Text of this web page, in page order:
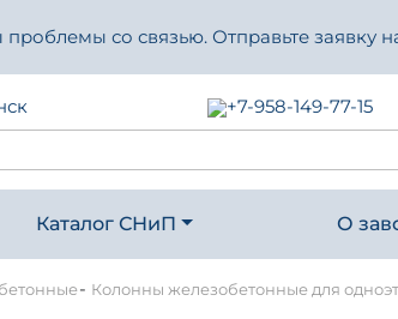
со связью. Отправьте заявку
+7-958-149-77-15
Каталог СНиП О
- Колонны железобетонные для